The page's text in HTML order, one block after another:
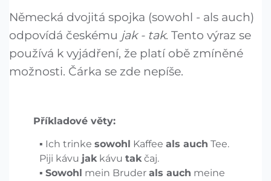
Německá dvojitá spojka (sowohl - als auch)
odpovídá českému jak - tak. Tento výraz se
používá k vyjádření, že platí obě zmíněné
možnosti. Čárka se zde nepíše.
Příkladové věty:
Ich trinke sowohl Kaffee als auch Tee.
Piji kávu jakkávu takčaj.
Sowohl mein Bruder als auch meine